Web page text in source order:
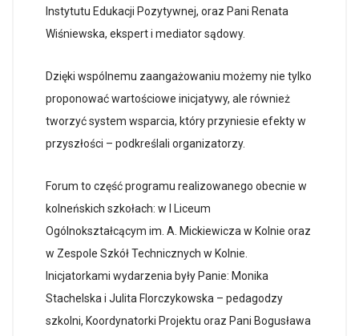
Instytutu Edukacji Pozytywnej, oraz Pani Renata
Wiśniewska, ekspert i mediator sądowy.
Dzięki wspólnemu zaangażowaniu możemy nie tylko
proponować wartościowe inicjatywy, ale również
tworzyć system wsparcia, który przyniesie efekty w
przyszłości – podkreślali organizatorzy.
Forum to część programu realizowanego obecnie w
kolneńskich szkołach: w I Liceum
Ogólnokształcącym im. A. Mickiewicza w Kolnie oraz
w Zespole Szkół Technicznych w Kolnie.
Inicjatorkami wydarzenia były Panie: Monika
Stachelska i Julita Florczykowska – pedagodzy
szkolni, Koordynatorki Projektu oraz Pani Bogusława